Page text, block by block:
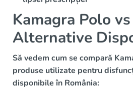
Kamagra Polo vs
Alternative
Să vedem cum se compară
produse utilizate pentru
disponibile în România: